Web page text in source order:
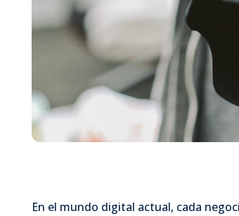
En el mundo digital actual, cada